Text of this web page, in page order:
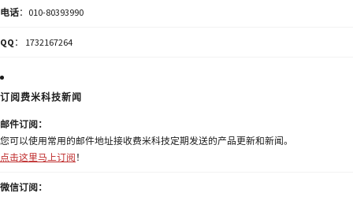
电话：010-80393990
QQ ： 1732167264
订阅费米科技新闻
邮件订阅：
您可以使用常用的邮件地址接收费米科技定期发送的产品更新和新闻。
点击这里马上订阅 ！
微信订阅：